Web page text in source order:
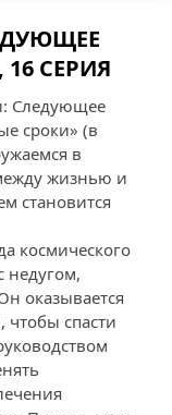
СЕРИЯ
Следующее
сроки» (в
в
жизнью и
становится
космического
недугом,
оказывается
спасти